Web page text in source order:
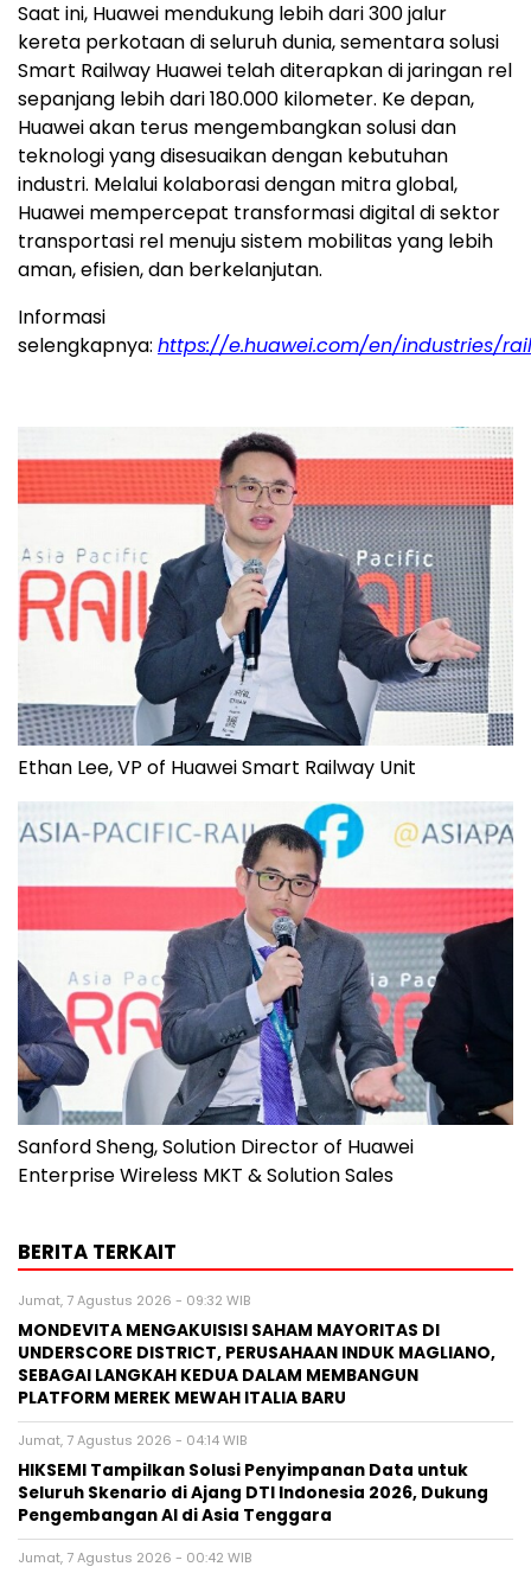
Saat ini, Huawei mendukung lebih dari 300 jalur
kereta perkotaan di seluruh dunia, sementara solusi
Smart Railway Huawei telah diterapkan di jaringan rel
sepanjang lebih dari 180.000 kilometer. Ke depan,
Huawei akan terus mengembangkan solusi dan
teknologi yang disesuaikan dengan kebutuhan
industri. Melalui kolaborasi dengan mitra global,
Huawei mempercepat transformasi digital di sektor
transportasi rel menuju sistem mobilitas yang lebih
aman, efisien, dan berkelanjutan.
Informasi
selengkapnya: https://e.huawei.com/en/industries/
Ethan Lee, VP of Huawei Smart Railway Unit
Sanford Sheng, Solution Director of Huawei
Enterprise Wireless MKT & Solution Sales
BERITA TERKAIT
Jumat, 7 Agustus 2026 - 09:32 WIB
MONDEVITA MENGAKUISISI SAHAM MAYORITAS DI
UNDERSCORE DISTRICT, PERUSAHAAN INDUK MAGLIANO,
SEBAGAI LANGKAH KEDUA DALAM MEMBANGUN
PLATFORM MEREK MEWAH ITALIA BARU
Jumat, 7 Agustus 2026 - 04:14 WIB
HIKSEMI Tampilkan Solusi Penyimpanan Data untuk
Seluruh Skenario di Ajang DTI Indonesia 2026, Dukung
Pengembangan AI di Asia Tenggara
Jumat, 7 Agustus 2026 - 00:42 WIB